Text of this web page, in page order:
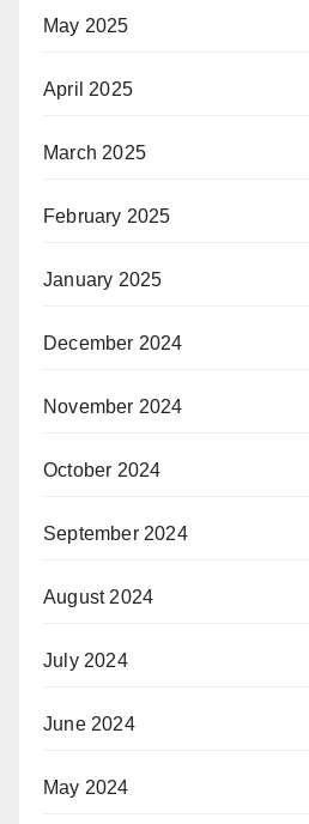
May 2025
April 2025
March 2025
February 2025
January 2025
December 2024
November 2024
October 2024
September 2024
August 2024
July 2024
June 2024
May 2024